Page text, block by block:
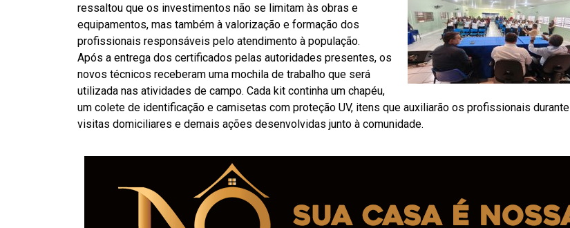
ressaltou que os investimentos não se limitam às obras e
equipamentos, mas também à valorização e formação dos
profissionais responsáveis pelo atendimento à população.
Após a entrega dos certificados pelas autoridades presentes, os
novos técnicos receberam uma mochila de trabalho que será
utilizada nas atividades de campo. Cada kit continha um chapéu,
um colete de identificação e camisetas com proteção UV, itens que auxiliarão os profissionais
visitas domiciliares e demais ações desenvolvidas junto à comunidade.